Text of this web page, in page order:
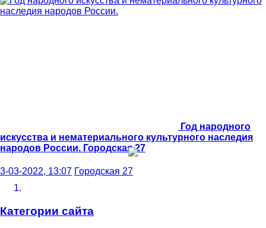
Год народного
искусства и нематериального культурного наследия
народов России. Городская 27
3-03-2022, 13:07 Городская 27
Категории сайта